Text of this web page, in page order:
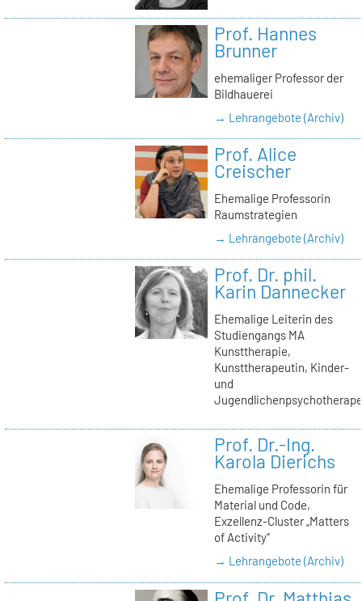
Prof. Hannes
Brunner
ehemaliger Professor der
Bildhauerei
→ Lehrangebote (Archiv)
Prof. Alice
Creischer
Ehemalige Professorin
Raumstrategien
→ Lehrangebote (Archiv)
Prof. Dr. phil.
Karin Dannecker
Ehemalige Leiterin des
Studiengangs MA
Kunsttherapie,
Kunsttherapeutin, Kinder-
und
Prof. Dr.-Ing.
Karola Dierichs
Ehemalige Professorin für
Material und Code,
Exzellenz-Cluster „Matters
of Activity“
→ Lehrangebote (Archiv)